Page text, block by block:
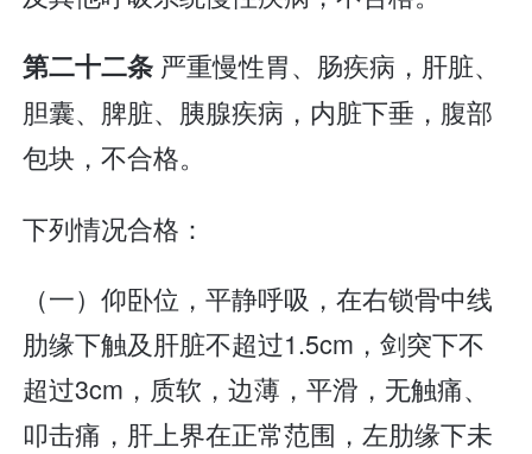
第二十二条 严重慢性胃、肠疾病，肝脏、
胆囊、脾脏、胰腺疾病，内脏下垂，腹部
包块，不合格。
下列情况合格：
（一）仰卧位，平静呼吸，在右锁骨中线
肋缘下触及肝脏不超过1.5cm，剑突下不
超过3cm，质软，边薄，平滑，无触痛、
叩击痛，肝上界在正常范围，左肋缘下未